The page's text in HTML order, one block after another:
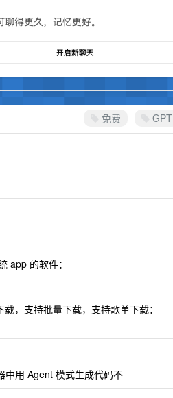
免费 GPT
app 的软件：
，支持批量下载，支持歌单下载：
中用 Agent 模式生成代码不